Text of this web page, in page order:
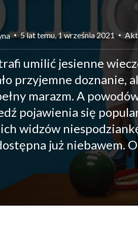
5 lat temu, 1 września 2021
umilić jesienne
przyjemne doznanie,
marazm. A
pojawienia się
widzów
już niebawem.